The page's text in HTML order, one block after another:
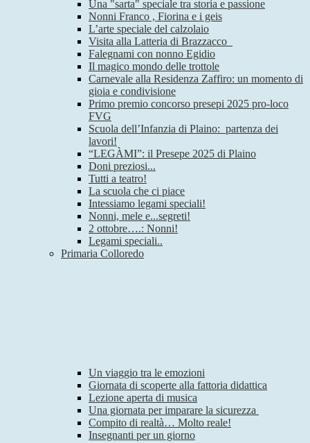
Una "sarta" speciale tra storia e passione
Nonni Franco , Fiorina e i geis
L’arte speciale del calzolaio
Visita alla Latteria di Brazzacco
Falegnami con nonno Egidio
Il magico mondo delle trottole
Carnevale alla Residenza Zaffiro: un momento di
gioia e condivisione
Primo premio concorso presepi 2025 pro-loco
FVG
Scuola dell’Infanzia di Plaino: partenza dei
lavori!
“LEGÀMI”: il Presepe 2025 di Plaino
Doni preziosi...
Tutti a teatro!
La scuola che ci piace
Intessiamo legami speciali!
Nonni, mele e...segreti!
2 ottobre….: Nonni!
Legami speciali..
Primaria Colloredo
Un viaggio tra le emozioni
Giornata di scoperte alla fattoria didattica
Lezione aperta di musica
Una giornata per imparare la sicurezza
Compito di realtà… Molto reale!
Insegnanti per un giorno